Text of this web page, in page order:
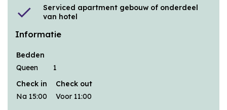
check
Serviced apartment gebouw of onderdeel
van hotel
Informatie
Bedden
Queen
1
Check in
Check out
Na 15:00
Voor 11:00